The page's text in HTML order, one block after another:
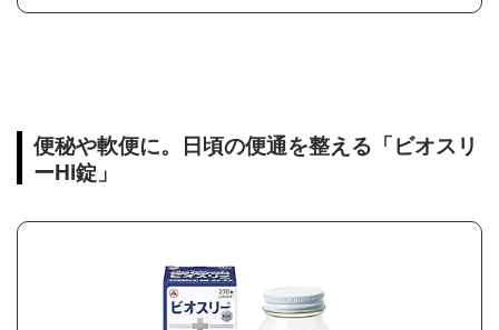
便秘や軟便に。日頃の便通を整える「ビオスリ
ーHi錠」